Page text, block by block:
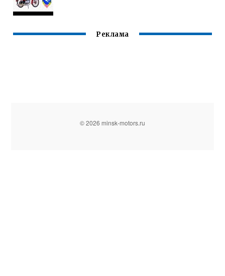
Реклама
© 2026 minsk-motors.ru